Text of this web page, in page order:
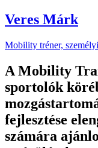
Veres Márk
Mobility tréner,
A Mobility
sportolók
fejlesztése
számára